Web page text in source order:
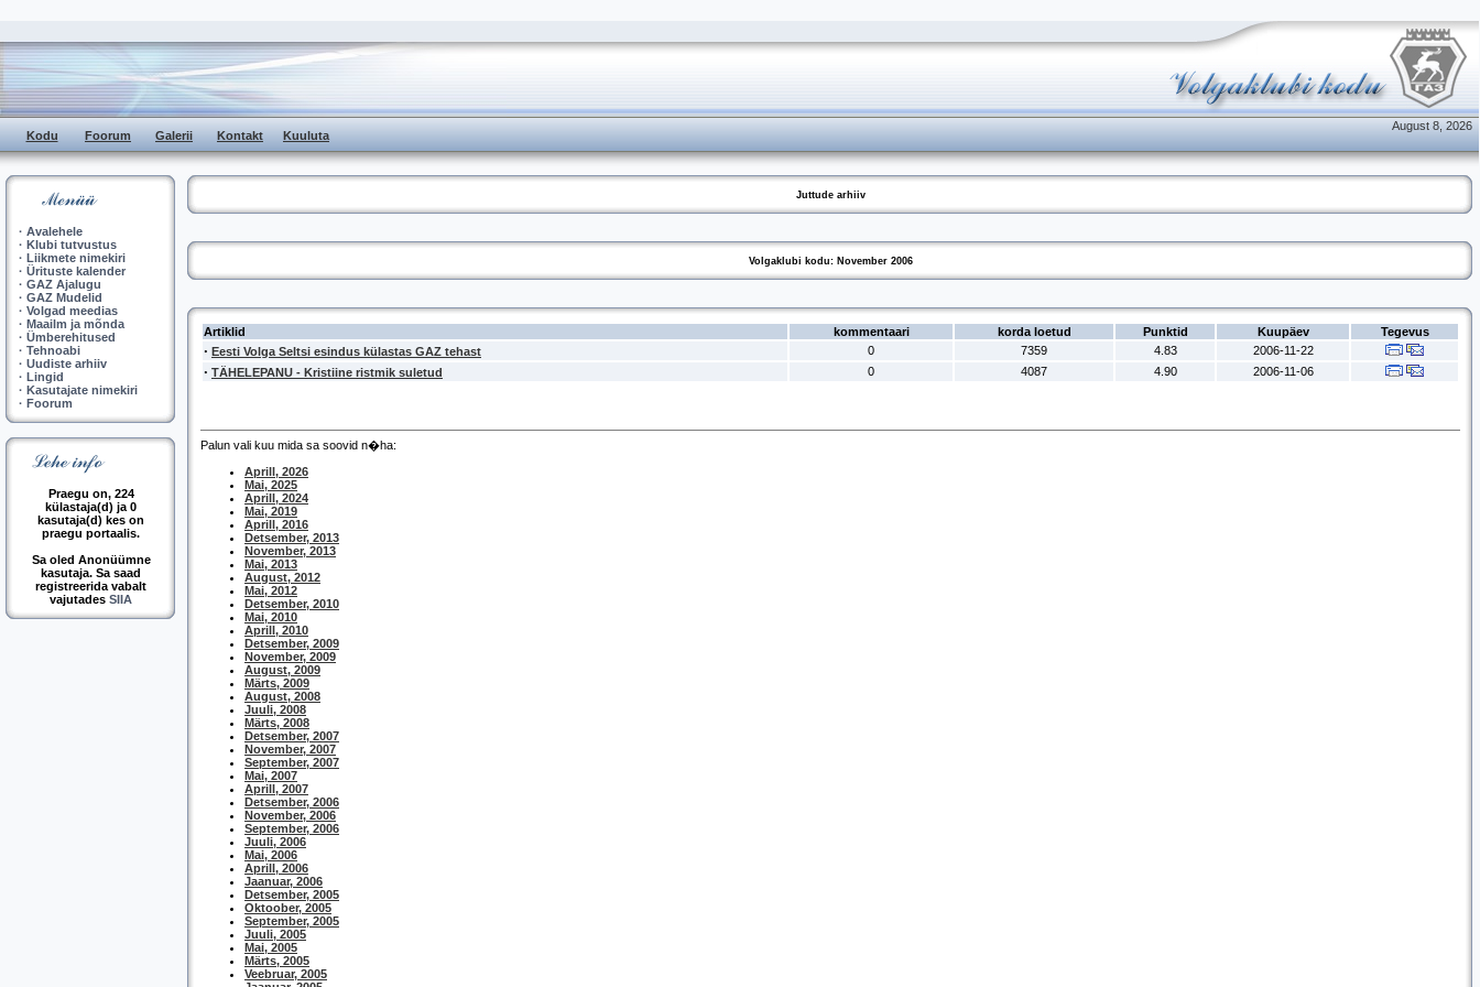
Kodu Foorum Galerii Kontakt Kuuluta
August 8, 2026
· Avalehele
· Klubi tutvustus
· Liikmete nimekiri
· Ürituste kalender
· GAZ Ajalugu
· GAZ Mudelid
· Volgad meedias
· Maailm ja mõnda
· Ümberehitused
· Tehnoabi
· Uudiste arhiiv
· Lingid
· Kasutajate nimekiri
· Foorum
Praegu on, 224
külastaja(d) ja 0
kasutaja(d) kes on
praegu portaalis.
Sa oled Anonüümne
kasutaja. Sa saad
registreerida vabalt
vajutades SIIA
Juttude arhiiv
Volgaklubi kodu: November 2006
Artiklid kommentaari korda loetud Punktid Kuupäev Tegevus
· Eesti Volga Seltsi esindus külastas GAZ tehast 0 7359 4.83 2006-11-22
· TÄHELEPANU - Kristiine ristmik suletud 0 4087 4.90 2006-11-06
Palun vali kuu mida sa soovid n�ha:
Aprill, 2026
Mai, 2025
Aprill, 2024
Mai, 2019
Aprill, 2016
Detsember, 2013
November, 2013
Mai, 2013
August, 2012
Mai, 2012
Detsember, 2010
Mai, 2010
Aprill, 2010
Detsember, 2009
November, 2009
August, 2009
Märts, 2009
August, 2008
Juuli, 2008
Märts, 2008
Detsember, 2007
November, 2007
September, 2007
Mai, 2007
Aprill, 2007
Detsember, 2006
November, 2006
September, 2006
Juuli, 2006
Mai, 2006
Aprill, 2006
Jaanuar, 2006
Detsember, 2005
Oktoober, 2005
September, 2005
Juuli, 2005
Mai, 2005
Märts, 2005
Veebruar, 2005